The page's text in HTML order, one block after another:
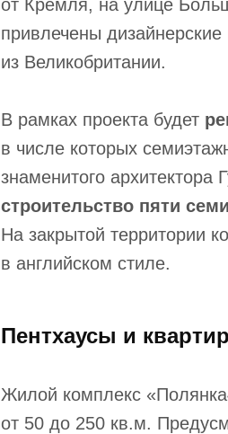
от Кремля, на улице
привлечены
из Великобритании.
В рамках проекта будет
в числе которых
знаменитого архитектора
строительство пяти
На закрытой территории
в английском стиле.
Пентхаусы и
Жилой комплекс
от 50 до 250 кв.м.